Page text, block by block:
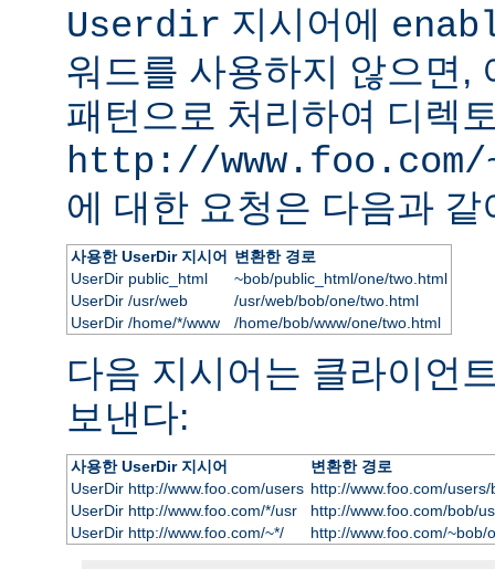
Userdir 지시어에
워드를 사용하지 않으면,
패턴으로 처리하여 디렉
http://
에 대한 요청은 다음과 같
사용한 UserDir 지시어
변환한 경로
UserDir public_html
~bob/public_html/one/two.html
UserDir /usr/web
/usr/web/bob/one/two.html
UserDir /home/*/www
/home/bob/www/one/two.html
다음 지시어는 클라이언
보낸다:
사용한 UserDir 지시어
변환한 경로
UserDir http://www.foo.com/users http://www.foo.com/
UserDir http://www.foo.com/*/usr
http://www.foo.com/bob/
UserDir http://www.foo.com/~*/
http://www.foo.com/~bob/